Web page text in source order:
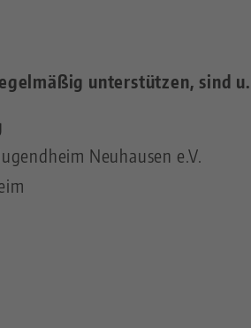
unterstützen, sind
Neuhausen e.V.